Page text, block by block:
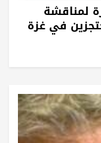
لمناقشة
في غزة